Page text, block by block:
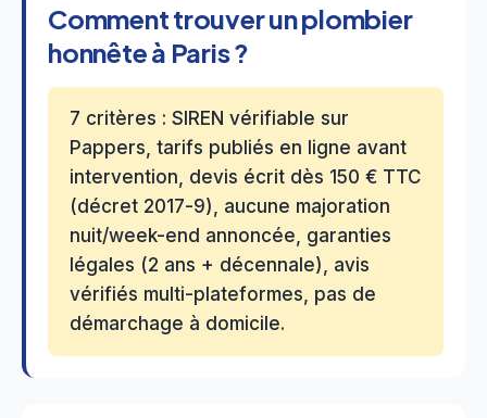
Comment trouver un plombier
honnête à Paris ?
7 critères : SIREN vérifiable sur
Pappers, tarifs publiés en ligne avant
intervention, devis écrit dès 150 € TTC
(décret 2017-9), aucune majoration
nuit/week-end annoncée, garanties
légales (2 ans + décennale), avis
vérifiés multi-plateformes, pas de
démarchage à domicile.